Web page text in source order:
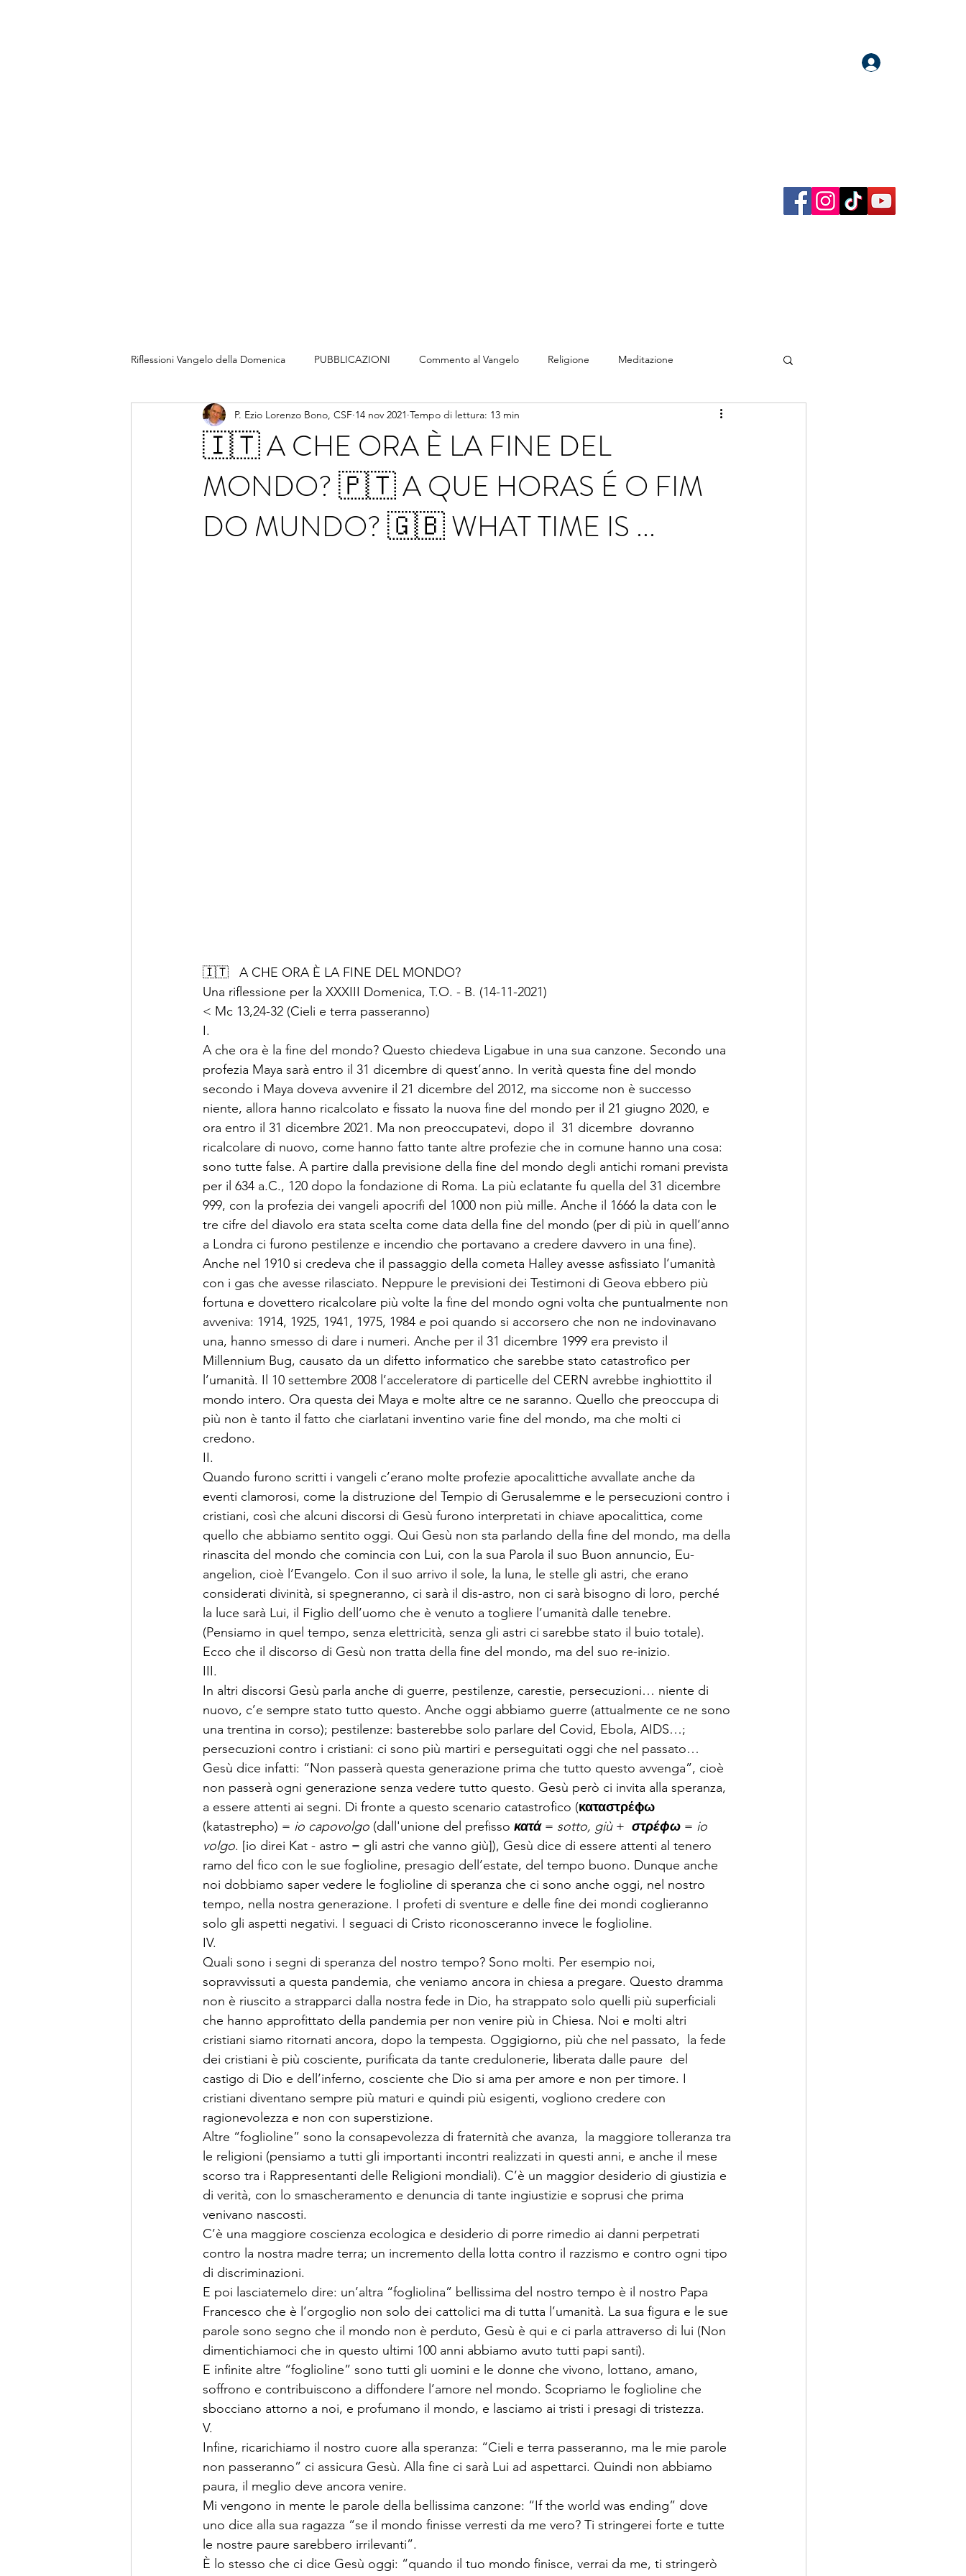
Riflessioni Vangelo della Domenica PUBBLICAZIONI Commento al Vangelo Religione Meditazione
🇮🇹 A CHE ORA È LA FINE DEL
MONDO? 🇵🇹 A QUE HORAS É O FIM
DO MUNDO? 🇬🇧 WHAT TIME IS ...
P. Ezio Lorenzo Bono, CSF 14 nov 2021 Tempo di lettura: 13 min
🇮🇹   A CHE ORA È LA FINE DEL MONDO?
Una riflessione per la XXXIII Domenica, T.O. - B. (14-11-2021)
< Mc 13,24-32 (Cieli e terra passeranno)
I.
A che ora è la fine del mondo? Questo chiedeva Ligabue in una sua canzone. Secondo una
profezia Maya sarà entro il 31 dicembre di quest’anno. In verità questa fine del mondo
secondo i Maya doveva avvenire il 21 dicembre del 2012, ma siccome non è successo
niente, allora hanno ricalcolato e fissato la nuova fine del mondo per il 21 giugno 2020, e
ora entro il 31 dicembre 2021. Ma non preoccupatevi, dopo il  31 dicembre  dovranno
ricalcolare di nuovo, come hanno fatto tante altre profezie che in comune hanno una cosa:
sono tutte false. A partire dalla previsione della fine del mondo degli antichi romani prevista
per il 634 a.C., 120 dopo la fondazione di Roma. La più eclatante fu quella del 31 dicembre
999, con la profezia dei vangeli apocrifi del 1000 non più mille. Anche il 1666 la data con le
tre cifre del diavolo era stata scelta come data della fine del mondo (per di più in quell’anno
a Londra ci furono pestilenze e incendio che portavano a credere davvero in una fine).
Anche nel 1910 si credeva che il passaggio della cometa Halley avesse asfissiato l’umanità
con i gas che avesse rilasciato. Neppure le previsioni dei Testimoni di Geova ebbero più
fortuna e dovettero ricalcolare più volte la fine del mondo ogni volta che puntualmente non
avveniva: 1914, 1925, 1941, 1975, 1984 e poi quando si accorsero che non ne indovinavano
una, hanno smesso di dare i numeri. Anche per il 31 dicembre 1999 era previsto il
Millennium Bug, causato da un difetto informatico che sarebbe stato catastrofico per
l’umanità. Il 10 settembre 2008 l’acceleratore di particelle del CERN avrebbe inghiottito il
mondo intero. Ora questa dei Maya e molte altre ce ne saranno. Quello che preoccupa di
più non è tanto il fatto che ciarlatani inventino varie fine del mondo, ma che molti ci
credono.
II.
Quando furono scritti i vangeli c’erano molte profezie apocalittiche avvallate anche da
eventi clamorosi, come la distruzione del Tempio di Gerusalemme e le persecuzioni contro i
cristiani, così che alcuni discorsi di Gesù furono interpretati in chiave apocalittica, come
quello che abbiamo sentito oggi. Qui Gesù non sta parlando della fine del mondo, ma della
rinascita del mondo che comincia con Lui, con la sua Parola il suo Buon annuncio, Eu-
angelion, cioè l’Evangelo. Con il suo arrivo il sole, la luna, le stelle gli astri, che erano
considerati divinità, si spegneranno, ci sarà il dis-astro, non ci sarà bisogno di loro, perché
la luce sarà Lui, il Figlio dell’uomo che è venuto a togliere l’umanità dalle tenebre.
(Pensiamo in quel tempo, senza elettricità, senza gli astri ci sarebbe stato il buio totale).
Ecco che il discorso di Gesù non tratta della fine del mondo, ma del suo re-inizio.
III.
In altri discorsi Gesù parla anche di guerre, pestilenze, carestie, persecuzioni… niente di
nuovo, c’e sempre stato tutto questo. Anche oggi abbiamo guerre (attualmente ce ne sono
una trentina in corso); pestilenze: basterebbe solo parlare del Covid, Ebola, AIDS…;
persecuzioni contro i cristiani: ci sono più martiri e perseguitati oggi che nel passato…
Gesù dice infatti: “Non passerà questa generazione prima che tutto questo avvenga”, cioè
non passerà ogni generazione senza vedere tutto questo. Gesù però ci invita alla speranza,
a essere attenti ai segni. Di fronte a questo scenario catastrofico (καταστρέϕω
(katastrepho) = io capovolgo (dall'unione del prefisso κατά = sotto, giù + στρέϕω = io
volgo. [io direi Kat - astro = gli astri che vanno giù]), Gesù dice di essere attenti al tenero
ramo del fico con le sue foglioline, presagio dell’estate, del tempo buono. Dunque anche
noi dobbiamo saper vedere le foglioline di speranza che ci sono anche oggi, nel nostro
tempo, nella nostra generazione. I profeti di sventure e delle fine dei mondi coglieranno
solo gli aspetti negativi. I seguaci di Cristo riconosceranno invece le foglioline.
IV.
Quali sono i segni di speranza del nostro tempo? Sono molti. Per esempio noi,
sopravvissuti a questa pandemia, che veniamo ancora in chiesa a pregare. Questo dramma
non è riuscito a strapparci dalla nostra fede in Dio, ha strappato solo quelli più superficiali
che hanno approfittato della pandemia per non venire più in Chiesa. Noi e molti altri
cristiani siamo ritornati ancora, dopo la tempesta. Oggigiorno, più che nel passato,  la fede
dei cristiani è più cosciente, purificata da tante credulonerie, liberata dalle paure  del
castigo di Dio e dell’inferno, cosciente che Dio si ama per amore e non per timore. I
cristiani diventano sempre più maturi e quindi più esigenti, vogliono credere con
ragionevolezza e non con superstizione.
Altre “foglioline” sono la consapevolezza di fraternità che avanza,  la maggiore tolleranza tra
le religioni (pensiamo a tutti gli importanti incontri realizzati in questi anni, e anche il mese
scorso tra i Rappresentanti delle Religioni mondiali). C’è un maggior desiderio di giustizia e
di verità, con lo smascheramento e denuncia di tante ingiustizie e soprusi che prima
venivano nascosti.
C’è una maggiore coscienza ecologica e desiderio di porre rimedio ai danni perpetrati
contro la nostra madre terra; un incremento della lotta contro il razzismo e contro ogni tipo
di discriminazioni.
E poi lasciatemelo dire: un’altra “fogliolina” bellissima del nostro tempo è il nostro Papa
Francesco che è l’orgoglio non solo dei cattolici ma di tutta l’umanità. La sua figura e le sue
parole sono segno che il mondo non è perduto, Gesù è qui e ci parla attraverso di lui (Non
dimentichiamoci che in questo ultimi 100 anni abbiamo avuto tutti papi santi).
E infinite altre “foglioline” sono tutti gli uomini e le donne che vivono, lottano, amano,
soffrono e contribuiscono a diffondere l’amore nel mondo. Scopriamo le foglioline che
sbocciano attorno a noi, e profumano il mondo, e lasciamo ai tristi i presagi di tristezza.
V.
Infine, ricarichiamo il nostro cuore alla speranza: “Cieli e terra passeranno, ma le mie parole
non passeranno” ci assicura Gesù. Alla fine ci sarà Lui ad aspettarci. Quindi non abbiamo
paura, il meglio deve ancora venire.
Mi vengono in mente le parole della bellissima canzone: “If the world was ending” dove
uno dice alla sua ragazza “se il mondo finisse verresti da me vero? Ti stringerei forte e tutte
le nostre paure sarebbero irrilevanti”.
È lo stesso che ci dice Gesù oggi: “quando il tuo mondo finisce, verrai da me, ti stringerò